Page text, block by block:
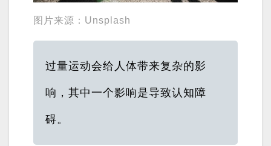
图片来源：Unsplash
过量运动会给人体带来复杂的影
响，其中一个影响是导致认知障
碍。